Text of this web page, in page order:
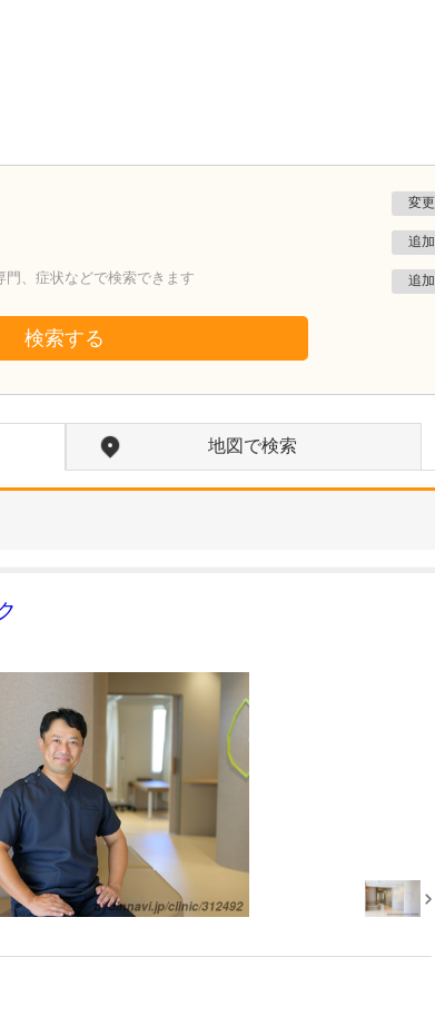
変更
追加
門、症状などで検索できます 追加
検索する
地図で検索
広島県広島市東区
沖本眼科
沖本 峰子 院長
沖本 聡志 副院長 取材記事
内障の場合でも、日赤病
院時代に多くの難易度の
高い手術を行っており、
また硝子体手術の器械も
揃…